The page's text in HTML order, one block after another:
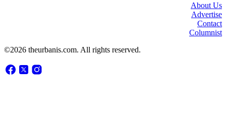
About Us
Advertise
Contact
Columnist
©2026 theurbanis.com. All rights reserved.